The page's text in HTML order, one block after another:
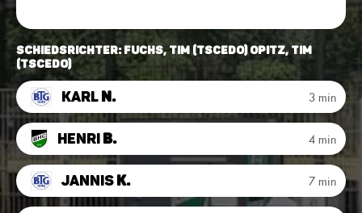
Schiedsrichter: Fuchs, Tim (TSCEDO) Opitz, Tim
(TSCEDO)
KarlN. 3 min
HenriB. 4 min
JannisK. 7 min